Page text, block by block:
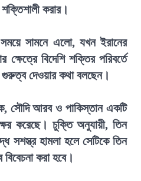
করার।
সামনে এলো, যখন ইরানের
ক্ষেত্রে বিদেশি শক্তির পরিবর্তে
দেওয়ার কথা বলছেন।
সৌদি আরব ও পাকিস্তান একটি
করেছে। চুক্তি অনুযায়ী, তিন
সশস্ত্র হামলা হলে সেটিকে তিন
বিবেচনা করা হবে।